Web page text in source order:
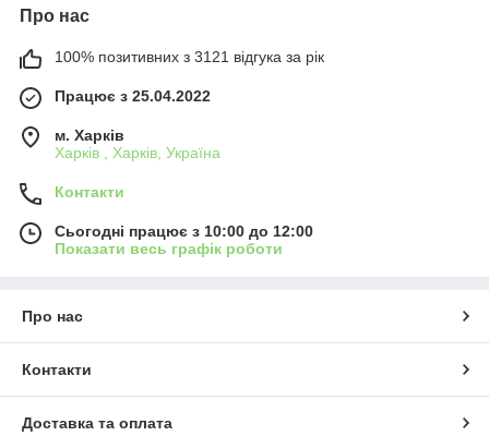
Про нас
100% позитивних з 3121 відгука за рік
Працює з 25.04.2022
м. Харків
Харків , Харків, Україна
Контакти
Сьогодні працює з 10:00 до 12:00
Показати весь графік роботи
Про нас
Контакти
Доставка та оплата